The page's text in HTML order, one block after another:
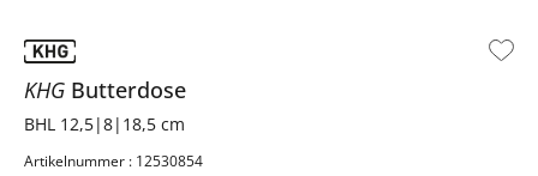
KHG Butterdose
BHL 12,5|8|18,5 cm
Artikelnummer : 12530854